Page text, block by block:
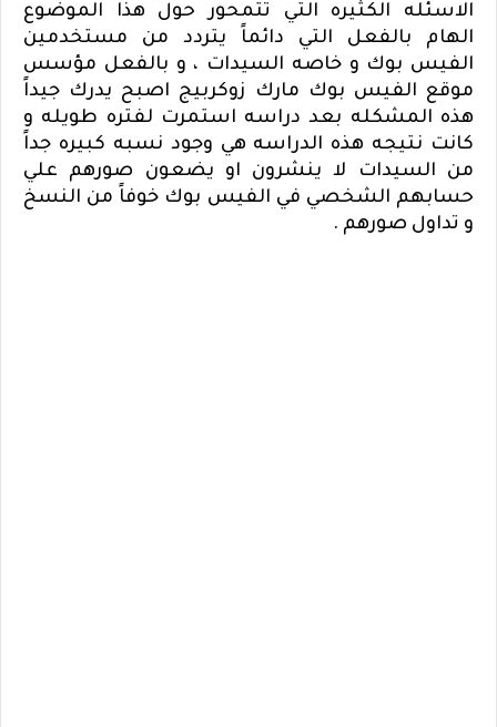
الاسئله الكثيره التي تتمحور حول هذا الموضوع
الهام بالفعل التي دائماً يتردد من مستخدمين
الفيس بوك و خاصه السيدات ، و بالفعل مؤسس
موقع الفيس بوك مارك زوكربيج اصبح يدرك جيداً
هذه المشكله بعد دراسه استمرت لفتره طويله و
كانت نتيجه هذه الدراسه هي وجود نسبه كبيره جداً
من السيدات لا ينشرون او يضعون صورهم علي
حسابهم الشخصي في الفيس بوك خوفاً من النسخ
و تداول صورهم .